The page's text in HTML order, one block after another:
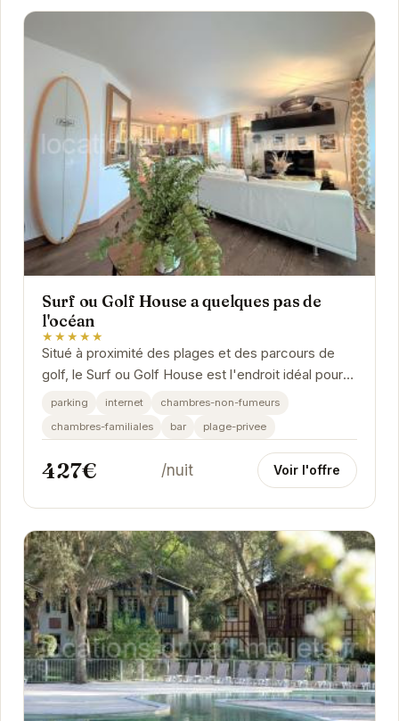
Surf ou Golf House a quelques pas de
l'océan
★★★★★
Situé à proximité des plages et des parcours de
golf, le Surf ou Golf House est l'endroit idéal pour
des vacances relaxantes et sportives. Avec...
parking internet
chambres-non-fumeurs
chambres-familiales
bar plage-privee
427€ /nuit Voir l'offre